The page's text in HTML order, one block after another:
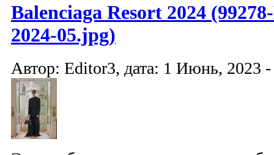
Balenciaga Resort 2024
2024-05.jpg)
Автор: Editor3, дата: 1 Июнь, 2023